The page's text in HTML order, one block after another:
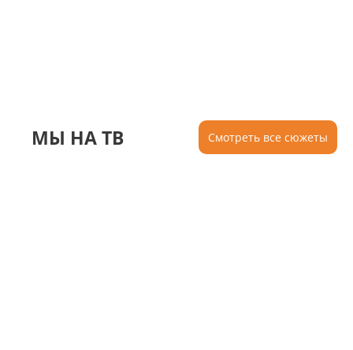
МЫ НА ТВ Смотреть все сюжеты